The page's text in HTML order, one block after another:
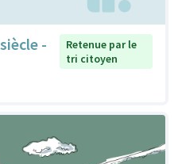
-
Retenue par le
tri citoyen